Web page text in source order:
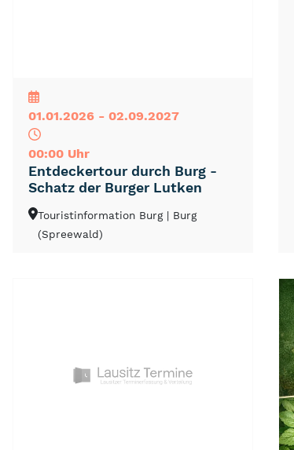
01.01.2026 - 02.09.2027
00:00 Uhr
Entdeckertour durch Burg -
Schatz der Burger Lutken
Touristinformation Burg | Burg
(Spreewald)